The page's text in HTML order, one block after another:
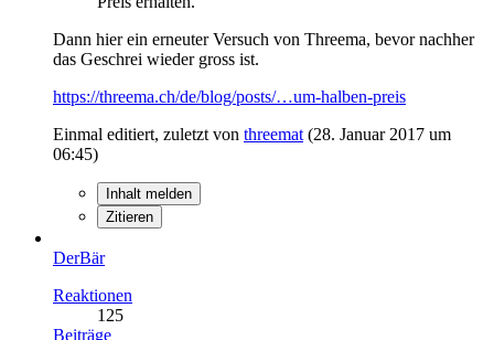
Dann hier ein erneuter Versuch von Threema, bevor nachher
das Geschrei wieder gross ist.
https://threema.ch/de/blog/posts/…um-halben-preis
Einmal editiert, zuletzt von threemat (28. Januar 2017 um
06:45)
Inhalt melden
Zitieren
DerBär
Reaktionen
125
Beiträge